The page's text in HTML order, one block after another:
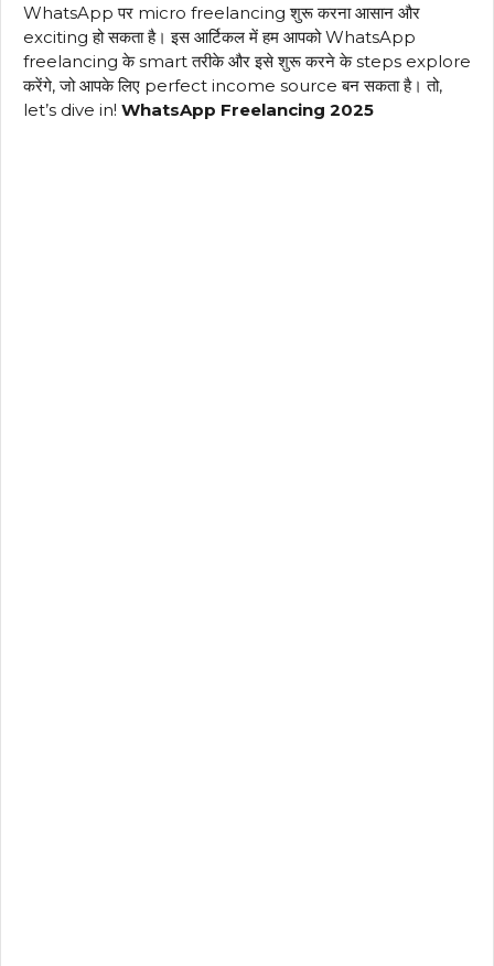
WhatsApp पर micro freelancing शुरू करना आसान और
exciting हो सकता है। इस आर्टिकल में हम आपको WhatsApp
freelancing के smart तरीके और इसे शुरू करने के steps explore
करेंगे, जो आपके लिए perfect income source बन सकता है। तो,
let’s dive in! WhatsApp Freelancing 2025